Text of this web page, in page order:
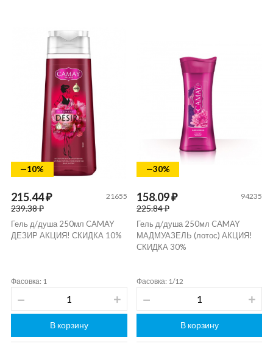
—10%
215.44 ₽
239.38 ₽
21655
Гель д/душа 250мл CAMAY
ДЕЗИР АКЦИЯ! СКИДКА 10%
Фасовка: 1
В корзину
—30%
158.09 ₽
225.84 ₽
94235
Гель д/душа 250мл CAMAY
МАДМУАЗЕЛЬ (лотос) АКЦИЯ!
СКИДКА 30%
Фасовка: 1/12
В корзину